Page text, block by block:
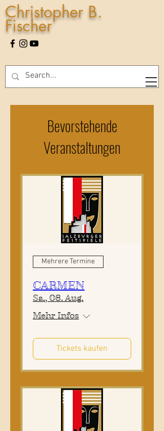
Christopher B.
Fischer
Bevorstehende
Veranstaltungen
Mehrere Termine
CARMEN
Sa., 08. Aug.
Mehr Infos
Tickets kaufen